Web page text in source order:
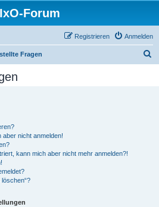
Forum
Anmelden
Registrieren
Fragen
nicht anmelden!
kann mich aber nicht mehr anmelden?!